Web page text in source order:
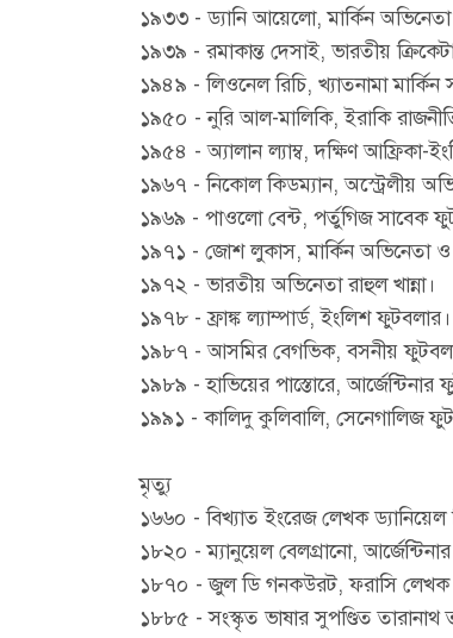
১৯৩৩ - ড্যানি আয়েলো, মার্কিন
১৯৩৯ - রমাকান্ত দেসাই, ভারতীয়
১৯৪৯ - লিওনেল রিচি, খ্যাতনামা
১৯৫০ - নুরি আল-মালিকি, ইরাকি
১৯৫৪ - অ্যালান ল্যাম্ব, দক্ষিণ আফ্রিকা-
১৯৬৭ - নিকোল কিডম্যান, অস্ট্রেলীয়
১৯৬৯ - পাওলো বেন্ট, পর্তুগিজ সাবেক
১৯৭১ - জোশ লুকাস, মার্কিন অভিনেতা
১৯৭২ - ভারতীয় অভিনেতা রাহুল খান্না।
১৯৭৮ - ফ্রাঙ্ক ল্যাম্পার্ড, ইংলিশ ফুটবলার।
১৯৮৭ - আসমির বেগভিক, বসনীয়
১৯৮৯ - হাভিয়ের পাস্তোরে, আর্জেন্টিনার
১৯৯১ - কালিদু কুলিবালি, সেনেগালিজ
মৃত্যু
১৬৬০ - বিখ্যাত ইংরেজ লেখক
১৮২০ - ম্যানুয়েল বেলগ্রানো,
১৮৭০ - জুল ডি গনকউরট, ফরাসি
১৮৮৫ - সংস্কৃত ভাষার সুপণ্ডিত তারানাথ